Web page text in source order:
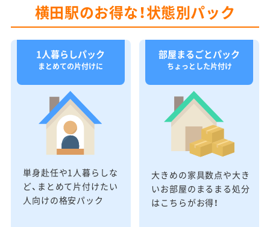
横田駅のお得な！状態別パック
1人暮らしパック
まとめての片付けに
単身赴任や1人暮らしな
ど、まとめて片付けたい
人向けの格安パック
部屋まるごとパック
ちょっとした片付け
大きめの家具数点や大き
いお部屋のまるまる処分
はこちらがお得！